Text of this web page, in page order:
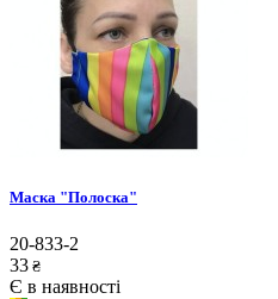
Маска "Полоска"
20-833-2
33 ₴
Є в наявності